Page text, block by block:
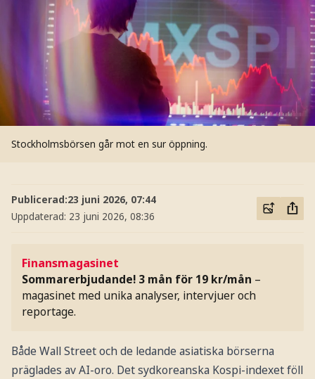
Stockholmsbörsen går mot en sur öppning.
Publicerad:23 juni 2026, 07:44
Uppdaterad: 23 juni 2026, 08:36
Finansmagasinet
Sommarerbjudande! 3 mån för 19 kr/mån –
magasinet med unika analyser, intervjuer och
reportage.
Både Wall Street och de ledande asiatiska börserna
präglades av AI-oro. Det sydkoreanska Kospi-indexet föll